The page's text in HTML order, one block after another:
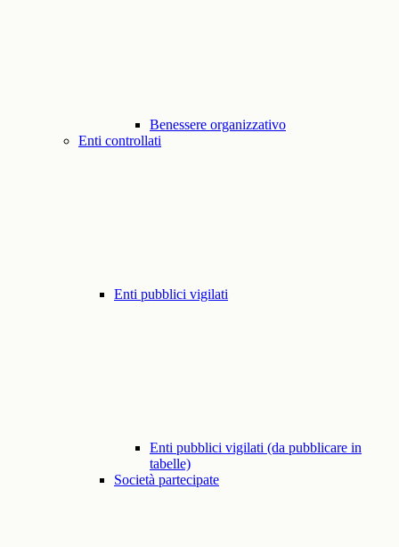
Benessere organizzativo
Enti controllati
Enti pubblici vigilati
Enti pubblici vigilati (da pubblicare in
tabelle)
Società partecipate